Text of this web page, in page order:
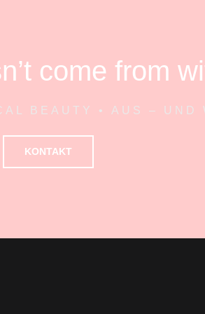
come from
BEAUTY • AUS – UND
KONTAKT